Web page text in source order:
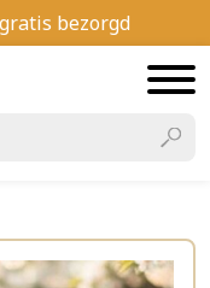
bezorgd